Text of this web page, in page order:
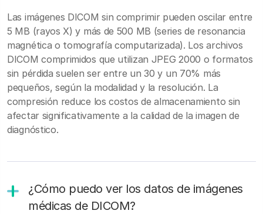
Las imágenes DICOM sin comprimir pueden oscilar entre
5 MB (rayos X) y más de 500 MB (series de resonancia
magnética o tomografía computarizada). Los archivos
DICOM comprimidos que utilizan JPEG 2000 o formatos
sin pérdida suelen ser entre un 30 y un 70% más
pequeños, según la modalidad y la resolución. La
compresión reduce los costos de almacenamiento sin
afectar significativamente a la calidad de la imagen de
diagnóstico.
¿Cómo puedo ver los datos de imágenes
médicas de DICOM?